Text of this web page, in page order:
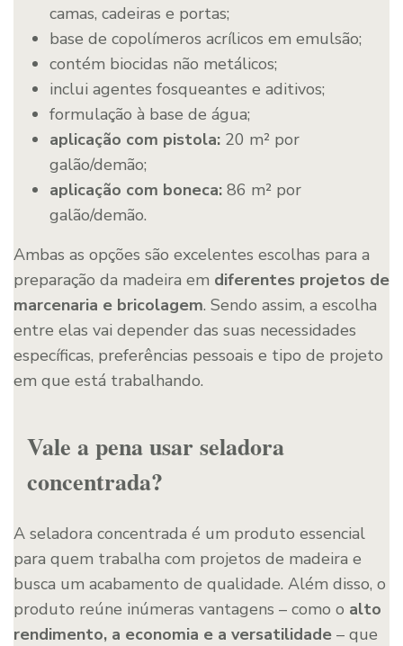
camas, cadeiras e portas;
base de copolímeros acrílicos em emulsão;
contém biocidas não metálicos;
inclui agentes fosqueantes e aditivos;
formulação à base de água;
aplicação com pistola: 20 m² por
galão/demão;
aplicação com boneca: 86 m² por
galão/demão.
Ambas as opções são excelentes escolhas para a
preparação da madeira em diferentes projetos de
marcenaria e bricolagem. Sendo assim, a escolha
entre elas vai depender das suas necessidades
específicas, preferências pessoais e tipo de projeto
em que está trabalhando.
Vale a pena usar seladora
concentrada?
A seladora concentrada é um produto essencial
para quem trabalha com projetos de madeira e
busca um acabamento de qualidade. Além disso, o
produto reúne inúmeras vantagens – como o alto
rendimento, a economia e a versatilidade – que